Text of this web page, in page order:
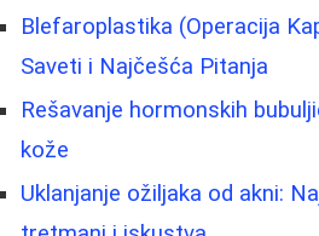
Blefaroplastika (Operacija
Saveti i Najčešća Pitanja
Rešavanje hormonskih
kože
Uklanjanje ožiljaka od akni: